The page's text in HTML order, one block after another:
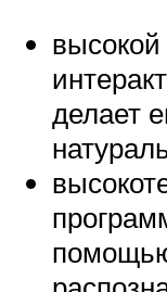
делает